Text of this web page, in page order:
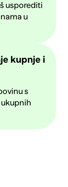
usporediti
u
kupnje i
s